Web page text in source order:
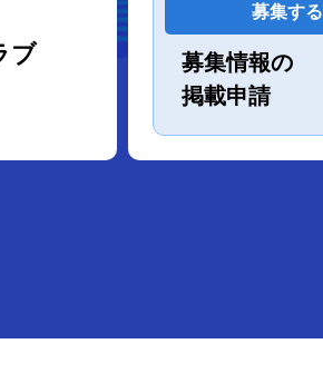
ブ
募集する
募集情報の
掲載申請